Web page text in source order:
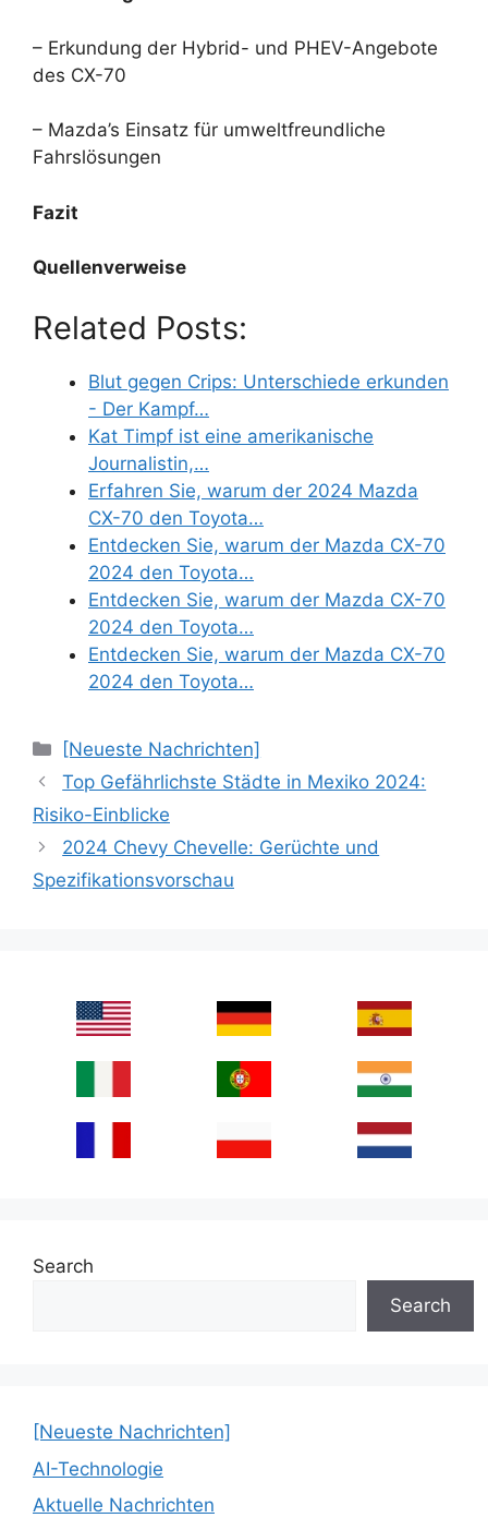
– Erkundung der Hybrid- und PHEV-Angebote
des CX-70
– Mazda’s Einsatz für umweltfreundliche
Fahrslösungen
Fazit
Quellenverweise
Related Posts:
Blut gegen Crips: Unterschiede erkunden
- Der Kampf…
Kat Timpf ist eine amerikanische
Journalistin,…
Erfahren Sie, warum der 2024 Mazda
CX-70 den Toyota…
Entdecken Sie, warum der Mazda CX-70
2024 den Toyota…
Entdecken Sie, warum der Mazda CX-70
2024 den Toyota…
Entdecken Sie, warum der Mazda CX-70
2024 den Toyota…
Categories
[Neueste Nachrichten]
Top Gefährlichste Städte in Mexiko 2024:
Risiko-Einblicke
2024 Chevy Chevelle: Gerüchte und
Spezifikationsvorschau
Search
Search
[Neueste Nachrichten]
AI-Technologie
Aktuelle Nachrichten